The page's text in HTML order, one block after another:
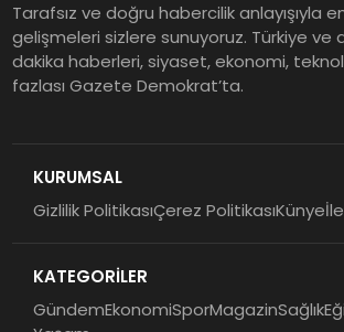
Tarafsız ve doğru habercilik anlayışıyla
gelişmeleri sizlere sunuyoruz. Türkiye ve
dakika haberleri, siyaset, ekonomi,
fazlası Gazete Demokrat’ta.
KURUMSAL
Gizlilik PolitikasıÇerez PolitikasıKünye
KATEGORİLER
GündemEkonomiSporMagazinSağlık